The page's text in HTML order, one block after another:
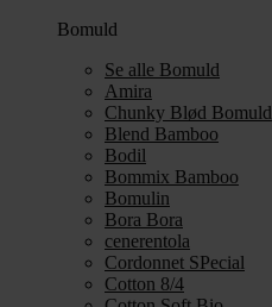
Bomuld
Se alle Bomuld
Amira
Chunky Blød Bomuld
Blend Bamboo
Bodil
Bommix Bamboo
Bomulin
Bora Bora
cenerentola
Cordonnet SPecial
Cotton 8/4